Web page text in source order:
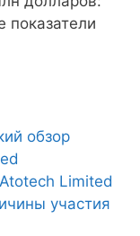
обзор
Limited
участия